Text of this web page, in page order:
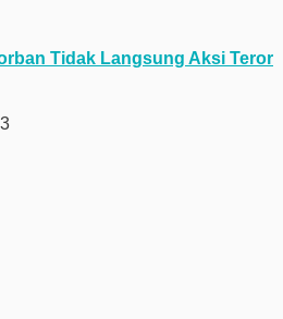
Tidak Langsung Aksi Teror